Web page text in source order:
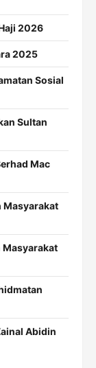
2026
2025
Sosial
Sultan
Mac
Masyarakat
Masyarakat
Abidin